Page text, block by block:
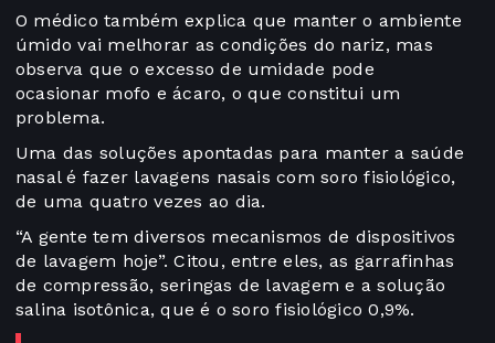
O médico também explica que manter o ambiente
úmido vai melhorar as condições do nariz, mas
observa que o excesso de umidade pode
ocasionar mofo e ácaro, o que constitui um
problema.
Uma das soluções apontadas para manter a saúde
nasal é fazer lavagens nasais com soro fisiológico,
de uma quatro vezes ao dia.
“A gente tem diversos mecanismos de dispositivos
de lavagem hoje”. Citou, entre eles, as garrafinhas
de compressão, seringas de lavagem e a solução
salina isotônica, que é o soro fisiológico 0,9%.